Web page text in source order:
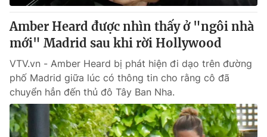
Amber Heard được nhìn thấy ở "ngôi nhà
mới" Madrid sau khi rời Hollywood
VTV.vn - Amber Heard bị phát hiện đi dạo trên đường
phố Madrid giữa lúc có thông tin cho rằng cô đã
chuyển hẳn đến thủ đô Tây Ban Nha.